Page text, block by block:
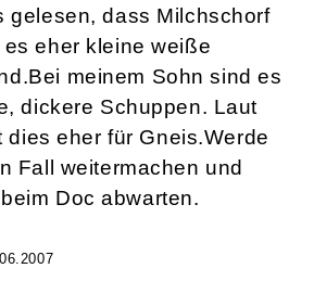
gelesen, dass Milchschorf
eher kleine weiße
meinem Sohn sind es
dickere Schuppen. Laut
dies eher für Gneis.Werde
Fall weitermachen und
Doc abwarten.